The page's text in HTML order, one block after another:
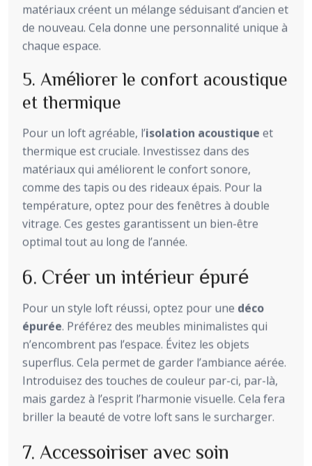
matériaux créent un mélange séduisant d’ancien et
de nouveau. Cela donne une personnalité unique à
chaque espace.
5. Améliorer le confort acoustique
et thermique
Pour un loft agréable, l’isolation acoustique et
thermique est cruciale. Investissez dans des
matériaux qui améliorent le confort sonore,
comme des tapis ou des rideaux épais. Pour la
température, optez pour des fenêtres à double
vitrage. Ces gestes garantissent un bien-être
optimal tout au long de l’année.
6. Créer un intérieur épuré
Pour un style loft réussi, optez pour une déco
épurée. Préférez des meubles minimalistes qui
n’encombrent pas l’espace. Évitez les objets
superflus. Cela permet de garder l’ambiance aérée.
Introduisez des touches de couleur par-ci, par-là,
mais gardez à l’esprit l’harmonie visuelle. Cela fera
briller la beauté de votre loft sans le surcharger.
7. Accessoiriser avec soin